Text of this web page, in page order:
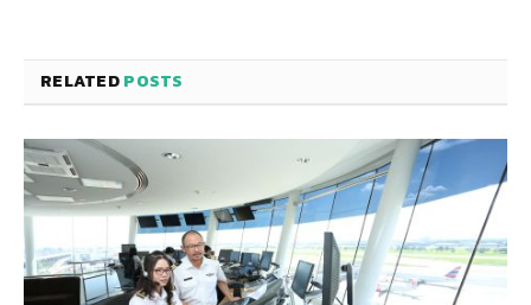
RELATEDPOSTS